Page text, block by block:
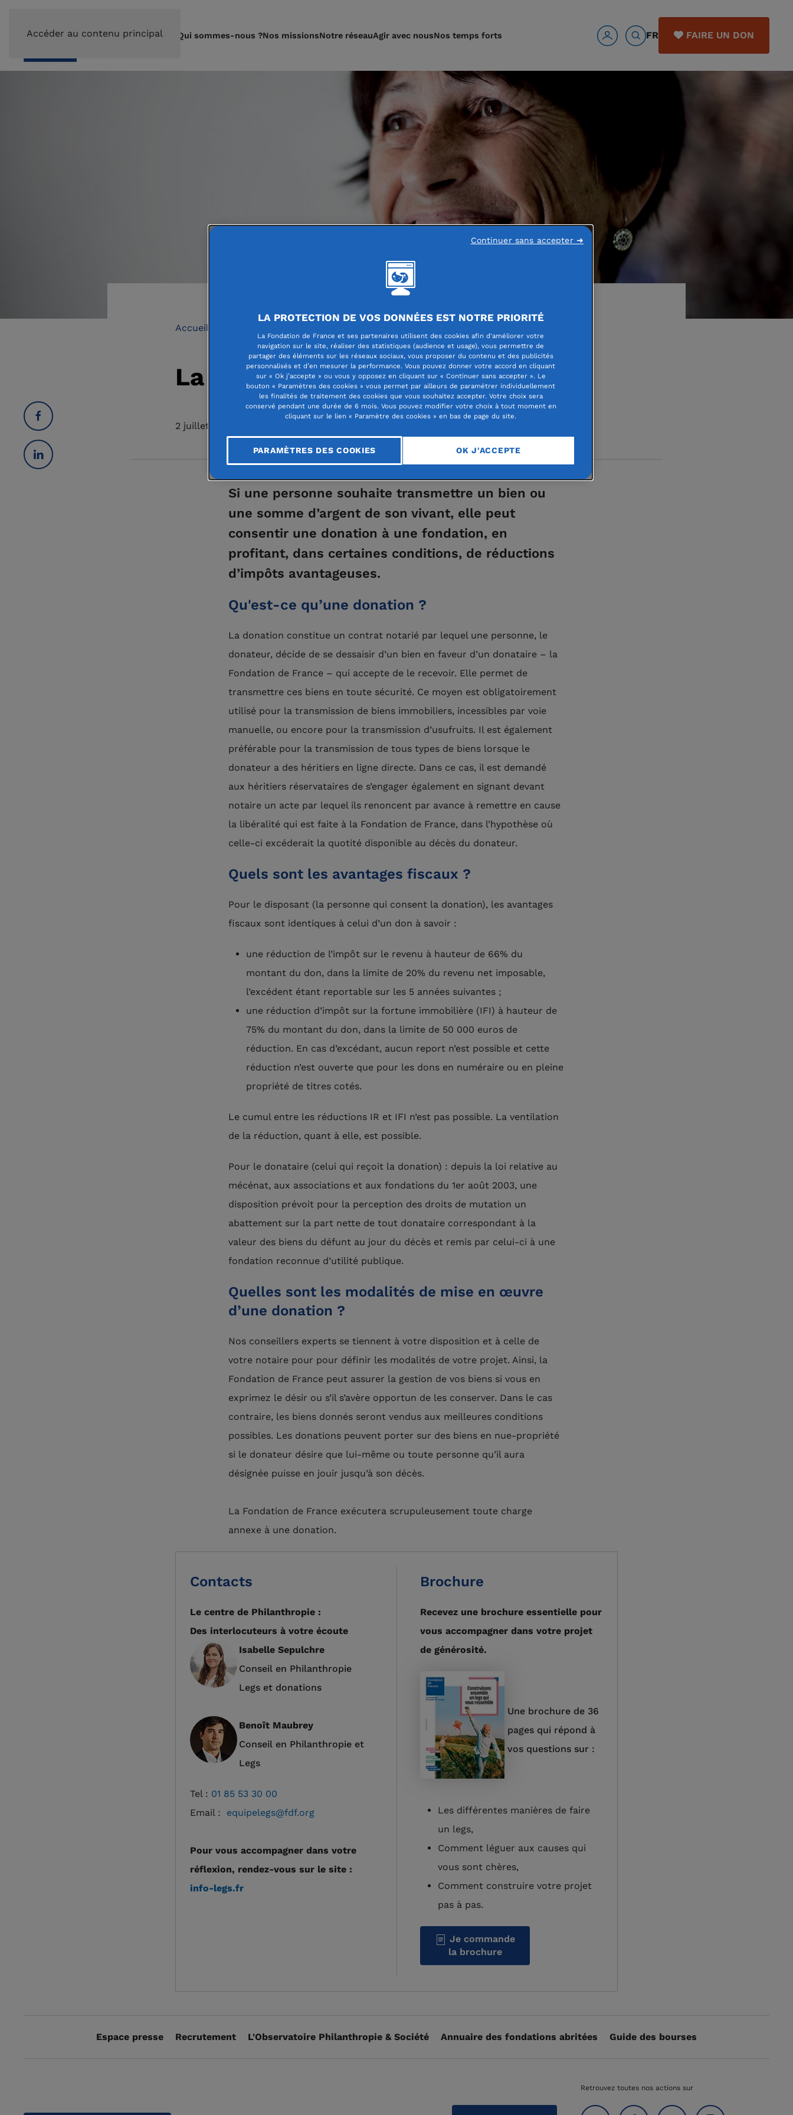
Accéder au contenu principal Qui sommes-nous ?Nos missionsNotre réseauAgir avec nousNos temps forts FR FAIRE UN DON
Accueil
La donation
2 juillet 2021
Si une personne souhaite transmettre un bien ou
une somme d’argent de son vivant, elle peut
consentir une donation à une fondation, en
profitant, dans certaines conditions, de réductions
d’impôts avantageuses.
Qu'est-ce qu’une donation ?
La donation constitue un contrat notarié par lequel une personne, le
donateur, décide de se dessaisir d’un bien en faveur d’un donataire – la
Fondation de France – qui accepte de le recevoir. Elle permet de
transmettre ces biens en toute sécurité. Ce moyen est obligatoirement
utilisé pour la transmission de biens immobiliers, incessibles par voie
manuelle, ou encore pour la transmission d’usufruits. Il est également
préférable pour la transmission de tous types de biens lorsque le
donateur a des héritiers en ligne directe. Dans ce cas, il est demandé
aux héritiers réservataires de s’engager également en signant devant
notaire un acte par lequel ils renoncent par avance à remettre en cause
la libéralité qui est faite à la Fondation de France, dans l’hypothèse où
celle-ci excéderait la quotité disponible au décès du donateur.
Quels sont les avantages fiscaux ?
Pour le disposant (la personne qui consent la donation), les avantages
fiscaux sont identiques à celui d’un don à savoir :
une réduction de l’impôt sur le revenu à hauteur de 66% du
montant du don, dans la limite de 20% du revenu net imposable,
l’excédent étant reportable sur les 5 années suivantes ;
une réduction d’impôt sur la fortune immobilière (IFI) à hauteur de
75% du montant du don, dans la limite de 50 000 euros de
réduction. En cas d’excédant, aucun report n’est possible et cette
réduction n’est ouverte que pour les dons en numéraire ou en pleine
propriété de titres cotés.
Le cumul entre les réductions IR et IFI n’est pas possible. La ventilation
de la réduction, quant à elle, est possible.
Pour le donataire (celui qui reçoit la donation) : depuis la loi relative au
mécénat, aux associations et aux fondations du 1er août 2003, une
disposition prévoit pour la perception des droits de mutation un
abattement sur la part nette de tout donataire correspondant à la
valeur des biens du défunt au jour du décès et remis par celui-ci à une
fondation reconnue d’utilité publique.
Quelles sont les modalités de mise en œuvre
d’une donation ?
Nos conseillers experts se tiennent à votre disposition et à celle de
votre notaire pour pour définir les modalités de votre projet. Ainsi, la
Fondation de France peut assurer la gestion de vos biens si vous en
exprimez le désir ou s’il s’avère opportun de les conserver. Dans le cas
contraire, les biens donnés seront vendus aux meilleures conditions
possibles. Les donations peuvent porter sur des biens en nue-propriété
si le donateur désire que lui-même ou toute personne qu’il aura
désignée puisse en jouir jusqu’à son décès.
La Fondation de France exécutera scrupuleusement toute charge
annexe à une donation.
Contacts
Le centre de Philanthropie :
Des interlocuteurs à votre écoute
Isabelle Sepulchre
Conseil en Philanthropie
Legs et donations
Benoît Maubrey
Conseil en Philanthropie et
Legs
Tel : 01 85 53 30 00
Email : equipelegs@fdf.org
Pour vous accompagner dans votre
réflexion, rendez-vous sur le site :
info-legs.fr
Brochure
Recevez une brochure essentielle pour
vous accompagner dans votre projet
de générosité.
Une brochure de 36
pages qui répond à
vos questions sur :
Les différentes manières de faire
un legs,
Comment léguer aux causes qui
vous sont chères,
Comment construire votre projet
pas à pas.
Je commande
la brochure
Espace presse Recrutement L'Observatoire Philanthropie & Société Annuaire des fondations abritées Guide des bourses
Retrouvez toutes nos actions sur
LA PROTECTION DE VOS DONNÉES EST NOTRE PRIORITÉ
La Fondation de France et ses partenaires utilisent des cookies afin d'améliorer votre
navigation sur le site, réaliser des statistiques (audience et usage), vous permettre de
partager des éléments sur les réseaux sociaux, vous proposer du contenu et des publicités
personnalisés et d’en mesurer la performance. Vous pouvez donner votre accord en cliquant
sur « Ok j’accepte » ou vous y opposez en cliquant sur « Continuer sans accepter ». Le
bouton « Paramètres des cookies » vous permet par ailleurs de paramétrer individuellement
les finalités de traitement des cookies que vous souhaitez accepter. Votre choix sera
conservé pendant une durée de 6 mois. Vous pouvez modifier votre choix à tout moment en
cliquant sur le lien « Paramètre des cookies » en bas de page du site.
PARAMÈTRES DES COOKIES OK J'ACCEPTE
Continuer sans accepter ➜